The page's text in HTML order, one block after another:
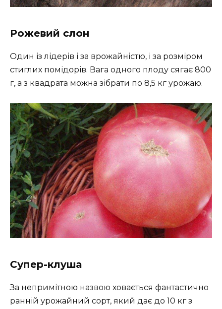
Рожевий слон
Один із лідерів і за врожайністю, і за розміром
стиглих помідорів. Вага одного плоду сягає 800
г, а з квадрата можна зібрати по 8,5 кг урожаю.
Супер-клуша
За непримітною назвою ховається фантастично
ранній урожайний сорт, який дає до 10 кг з